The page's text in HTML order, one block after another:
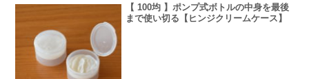
【 100均 】ポンプ式ボトルの中身を最後
まで使い切る【ヒンジクリームケース】